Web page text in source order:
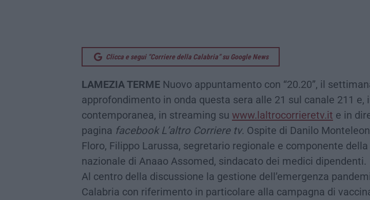
Clicca e segui “Corriere della Calabria” su Google News
LAMEZIA TERME Nuovo appuntamento con “20.20”, il
approfondimento in onda questa sera alle 21 sul canale 211 e,
contemporanea, in streaming su www.laltrocorrieretv.it e in
pagina facebook L’altro Corriere tv. Ospite di Danilo
Floro, Filippo Larussa, segretario regionale e componente
nazionale di Anaao Assomed, sindacato dei medici dipendenti.
Al centro della discussione la gestione dell’emergenza
Calabria con riferimento in particolare alla campagna di